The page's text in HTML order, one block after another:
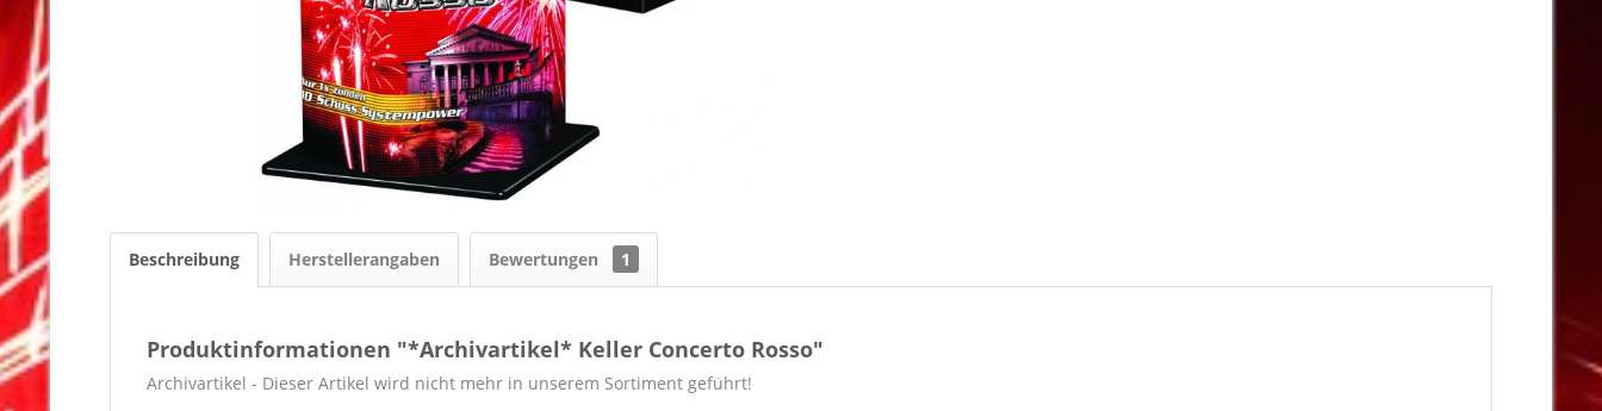
Beschreibung Herstellerangaben Bewertungen 1
Produktinformationen "*Archivartikel* Keller Concerto Rosso"
Archivartikel - Dieser Artikel wird nicht mehr in unserem Sortiment geführt!